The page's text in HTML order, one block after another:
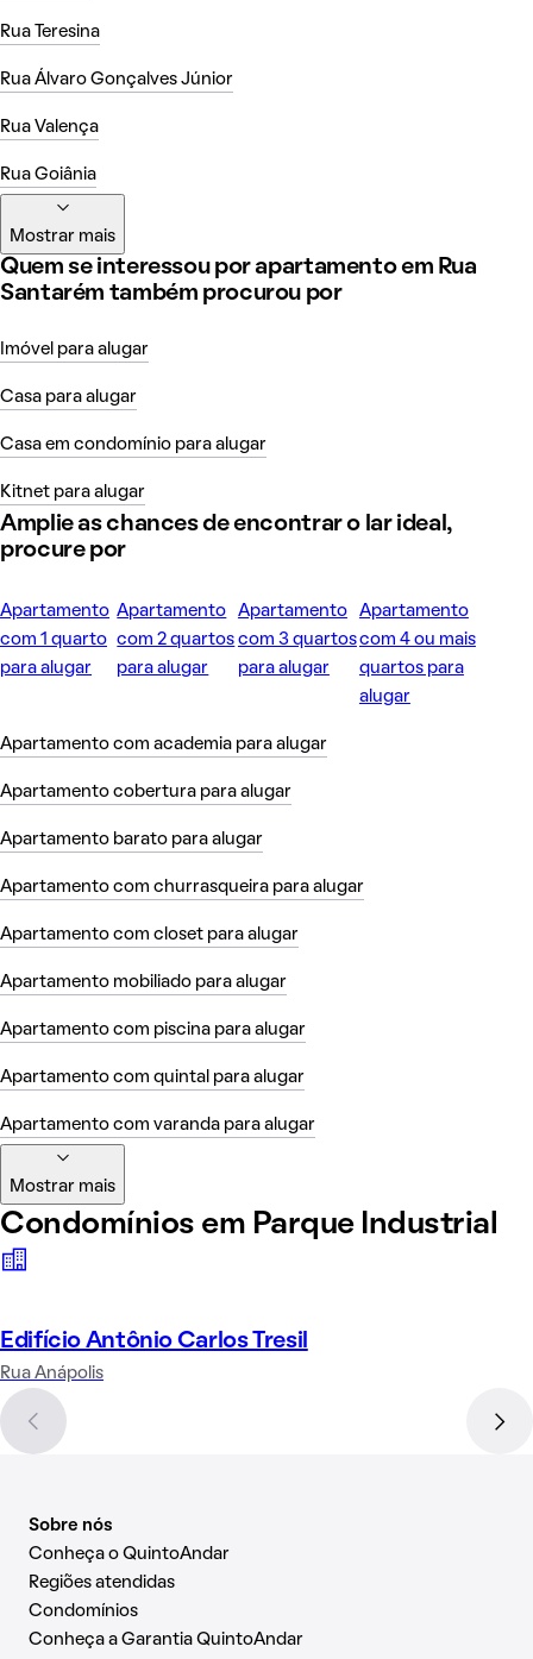
Rua Teresina
Rua Álvaro Gonçalves Júnior
Rua Valença
Rua Goiânia
Mostrar mais
Quem se interessou por apartamento em Rua
Santarém também procurou por
Imóvel para alugar
Casa para alugar
Casa em condomínio para alugar
Kitnet para alugar
Amplie as chances de encontrar o lar ideal,
procure por
Apartamento
com 1 quarto
para alugar
Apartamento
com 2 quartos
para alugar
Apartamento
com 3 quartos
para alugar
Apartamento
com 4 ou mais
quartos para
alugar
Apartamento com academia para alugar
Apartamento cobertura para alugar
Apartamento barato para alugar
Apartamento com churrasqueira para alugar
Apartamento com closet para alugar
Apartamento mobiliado para alugar
Apartamento com piscina para alugar
Apartamento com quintal para alugar
Apartamento com varanda para alugar
Mostrar mais
Condomínios em Parque Industrial
Edifício Antônio Carlos Tresil
Rua Anápolis
Sobre nós
Conheça o QuintoAndar
Regiões atendidas
Condomínios
Conheça a Garantia QuintoAndar